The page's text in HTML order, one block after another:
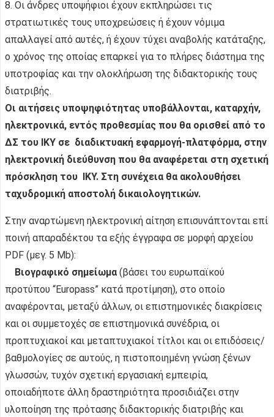
8. Οι άνδρες υποψήφιοι έχουν εκπληρώσει τις
στρατιωτικές τους υποχρεώσεις ή έχουν νόμιμα
απαλλαγεί από αυτές, ή έχουν τύχει αναβολής κατάταξης,
ο χρόνος της οποίας επαρκεί για το πλήρες διάστημα της
υποτροφίας και την ολοκλήρωση της διδακτορικής τους
διατριβής.
Οι αιτήσεις υποψηφιότητας υποβάλλονται, καταρχήν,
ηλεκτρονικά, εντός προθεσμίας που θα ορισθεί από το
ΔΣ του ΙΚΥ σε διαδικτυακή εφαρμογή-πλατφόρμα, στην
ηλεκτρονική διεύθυνση που θα αναφέρεται στη σχετική
πρόσκληση του ΙΚΥ. Στη συνέχεια θα ακολουθήσει
ταχυδρομική αποστολή δικαιολογητικών.
Στην αναρτώμενη ηλεκτρονική αίτηση επισυνάπτονται επί
ποινή απαραδέκτου τα εξής έγγραφα σε μορφή αρχείου
PDF (μεγ. 5 Mb):
Βιογραφικό σημείωμα (βάσει του ευρωπαϊκού
προτύπου “Europass” κατά προτίμηση), στο οποίο
αναφέρονται, μεταξύ άλλων, οι επιστημονικές διακρίσεις
και οι συμμετοχές σε επιστημονικά συνέδρια, οι
προπτυχιακοί και μεταπτυχιακοί τίτλοι και οι επιδόσεις/
βαθμολογίες σε αυτούς, η πιστοποιημένη γνώση ξένων
γλωσσών, τυχόν σχετική εργασιακή εμπειρία,
οποιαδήποτε άλλη δραστηριότητα προσιδιάζει στην
υλοποίηση της πρότασης διδακτορικής διατριβής και